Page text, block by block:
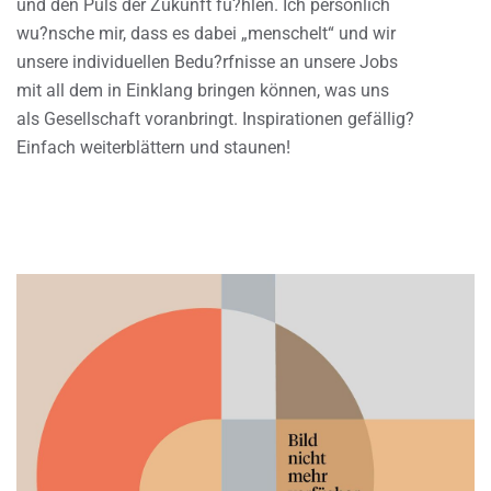
und den Puls der Zukunft fu?hlen. Ich persönlich
wu?nsche mir, dass es dabei „menschelt“ und wir
unsere individuellen Bedu?rfnisse an unsere Jobs
mit all dem in Einklang bringen können, was uns
als Gesellschaft voranbringt. Inspirationen gefällig?
Einfach weiterblättern und staunen!